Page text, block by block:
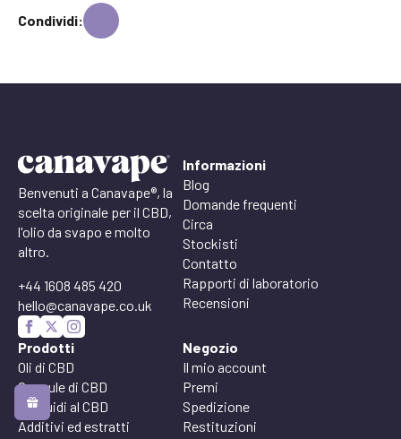
Condividi:
Benvenuti a Canavape®, la
scelta originale per il CBD,
l'olio da svapo e molto
altro.
+44 1608 485 420
hello@canavape.co.uk
Informazioni
Blog
Domande frequenti
Circa
Stockisti
Contatto
Rapporti di laboratorio
Recensioni
Prodotti
Oli di CBD
Capsule di CBD
E-liquidi al CBD
Additivi ed estratti
Negozio
Il mio account
Premi
Spedizione
Restituzioni